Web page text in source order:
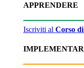
APPRENDERE
Iscriviti al Corso